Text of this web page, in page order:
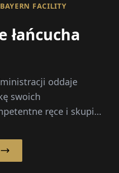
FACILITY
łańcucha
oddaje
swoich
ręce i skupia